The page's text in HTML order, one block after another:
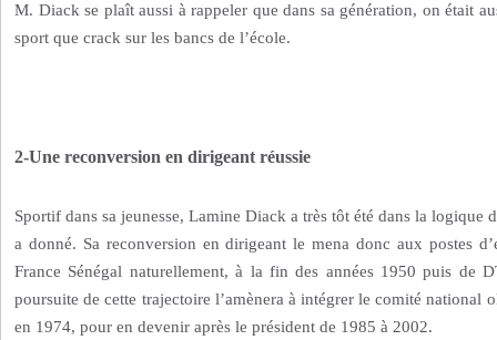
M. Diack se plaît aussi à rappeler que dans sa génération, on était
sport que crack sur les bancs de l’école.
2-Une reconversion en dirigeant réussie
Sportif dans sa jeunesse, Lamine Diack a très tôt été dans la logique
a donné. Sa reconversion en dirigeant le mena donc aux postes
France Sénégal naturellement, à la fin des années 1950 puis de
poursuite de cette trajectoire l’amènera à intégrer le comité national
en 1974, pour en devenir après le président de 1985 à 2002.